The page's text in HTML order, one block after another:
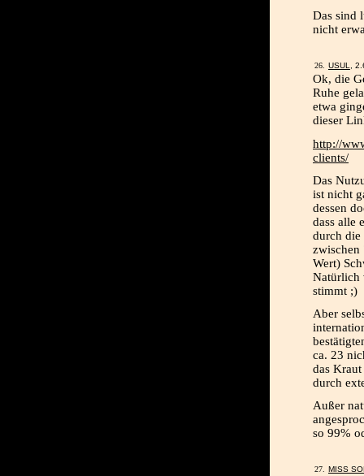
Das sind
nicht
USUL ,
Ok, die
Ruhe
etwa
dieser
http://
clients/
Das
ist nicht
dessen
dass alle
durch die
zwischen
Wert)
Natürlich
stimmt ;)
Aber
ca. 23
das
durch
Außer
so 99%
MISS